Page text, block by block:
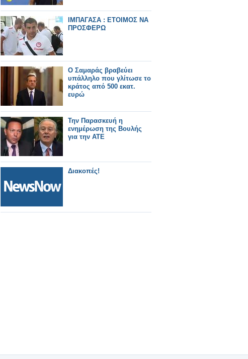
ΙΜΠΑΓΑΣΑ : ΕΤΟΙΜΟΣ ΝΑ
ΠΡΟΣΦΕΡΩ
Ο Σαμαράς βραβεύει
υπάλληλο που γλίτωσε το
κράτος από 500 εκατ.
ευρώ
Την Παρασκευή η
ενημέρωση της Βουλής
για την ΑΤΕ
Διακοπές!